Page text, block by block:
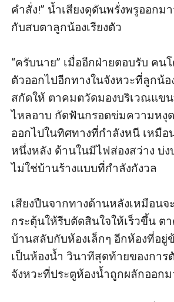
คำสั่ง!” น้ำเสียงดุดันพรั่งพรูออกม
กับสบตาลูกน้องเรียงตัว
“ครับนาย” เมื่ออีกฝ่ายตอบรับ คน
ตัวออกไปอีกทางในจังหวะที่ลูกน้
สกัดให้ ตาคมตวัดมองบริเวณแข
ไหลอาบ กัดฟันกรอดข่มความหงุ
ออกไปในทิศทางที่กำลังหนี เหมือ
หนึ่งหลัง ด้านในมีไฟส่องสว่าง บ่
ไม่ใช่บ้านร้างแบบที่กำลังกังวล
เสียงปืนจากทางด้านหลังเหมือนจ
กระตุ้นให้รีบตัดสินใจให้เร็วขึ้น ต
บ้านสลับกับห้องเล็กๆ อีกห้องที่อยู่
เป็นห้องน้ำ วินาทีสุดท้ายของการ
จังหวะที่ประตูห้องน้ำถูกผลักออก